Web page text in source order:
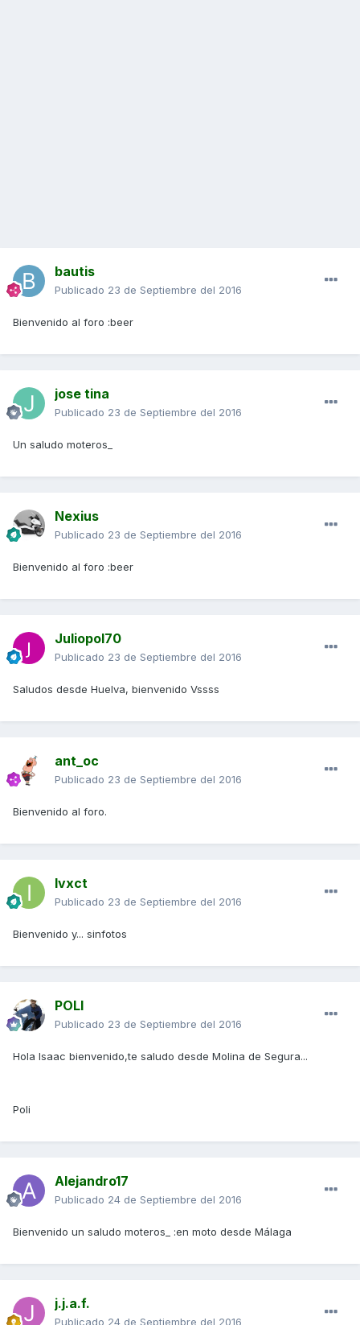
bautis
Publicado 23 de Septiembre del 2016
Bienvenido al foro :beer
jose tina
Publicado 23 de Septiembre del 2016
Un saludo moteros_
Nexius
Publicado 23 de Septiembre del 2016
Bienvenido al foro :beer
Juliopol70
Publicado 23 de Septiembre del 2016
Saludos desde Huelva, bienvenido Vssss
ant_oc
Publicado 23 de Septiembre del 2016
Bienvenido al foro.
Ivxct
Publicado 23 de Septiembre del 2016
Bienvenido y... sinfotos
POLI
Publicado 23 de Septiembre del 2016
Hola Isaac bienvenido,te saludo desde Molina de Segura...
Poli
Alejandro17
Publicado 24 de Septiembre del 2016
Bienvenido un saludo moteros_ :en moto desde Málaga
j.j.a.f.
Publicado 24 de Septiembre del 2016